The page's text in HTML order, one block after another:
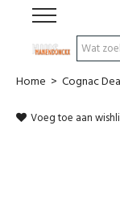
Wijnen
Home > Cognac
Voeg toe aan